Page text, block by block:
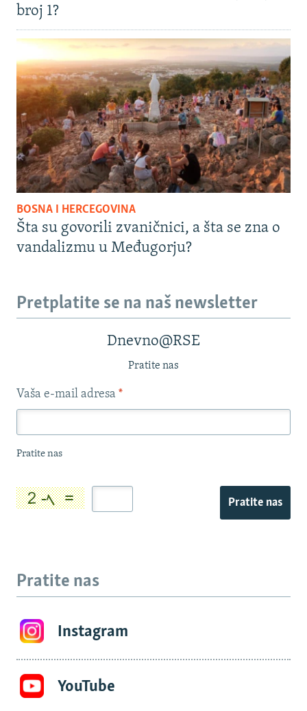
broj 1?
BOSNA I HERCEGOVINA
Šta su govorili zvaničnici, a šta se zna o
vandalizmu u Međugorju?
Pretplatite se na naš newsletter
Dnevno@RSE
Pratite nas
Vaša e-mail adresa *
Pratite nas
Pratite nas
Pratite nas
Instagram
YouTube